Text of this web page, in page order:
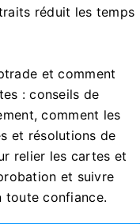
réduit les temps
et comment
: conseils de
comment les
et résolutions de
relier les cartes et
et suivre
toute confiance.